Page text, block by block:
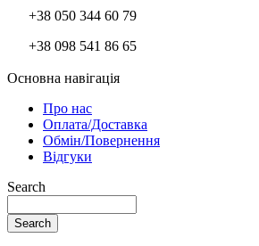
+38 050 344 60 79
+38 098 541 86 65
Основна навігація
Про нас
Оплата/Доставка
Обмін/Повернення
Відгуки
Search
Search